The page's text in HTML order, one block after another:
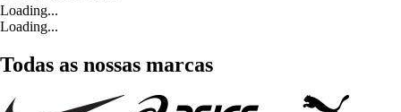
Loading...
Loading...
Todas as nossas marcas